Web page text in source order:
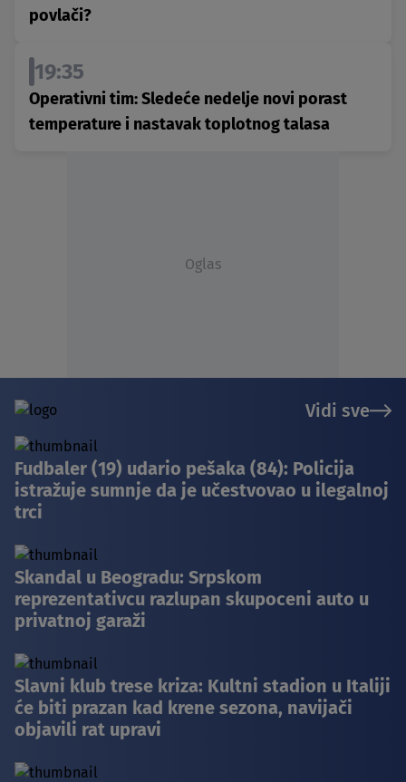
povlači?
19:35
Operativni tim: Sledeće nedelje novi porast
temperature i nastavak toplotnog talasa
Oglas
Vidi sve
Fudbaler (19) udario pešaka (84): Policija
istražuje sumnje da je učestvovao u ilegalnoj
trci
Skandal u Beogradu: Srpskom
reprezentativcu razlupan skupoceni auto u
privatnoj garaži
Slavni klub trese kriza: Kultni stadion u Italiji
će biti prazan kad krene sezona, navijači
objavili rat upravi